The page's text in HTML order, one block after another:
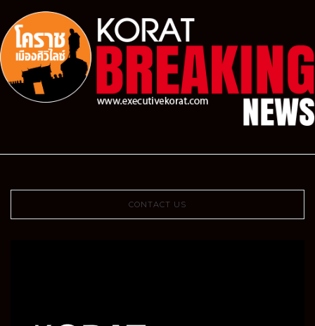
CONTACT US